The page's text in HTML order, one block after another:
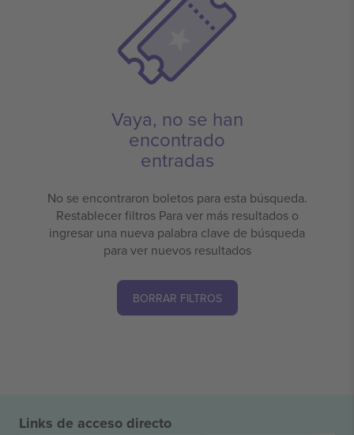
Vaya, no se han
encontrado
entradas
No se encontraron boletos para esta búsqueda.
Restablecer filtros Para ver más resultados o
ingresar una nueva palabra clave de búsqueda
para ver nuevos resultados
BORRAR FILTROS
Links de acceso directo